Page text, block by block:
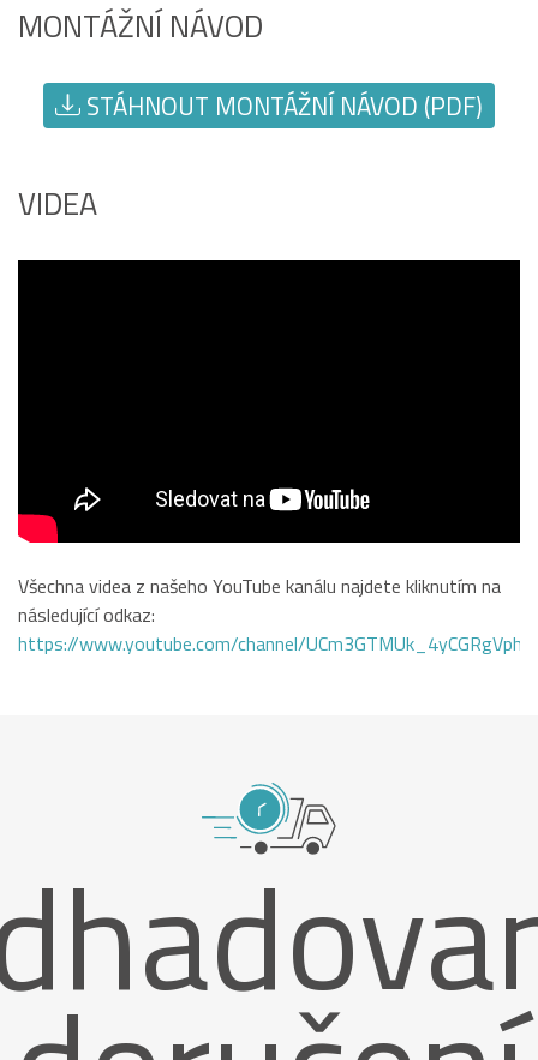
MONTÁŽNÍ NÁVOD
STÁHNOUT MONTÁŽNÍ NÁVOD (PDF)
VIDEA
Všechna videa z našeho YouTube kanálu najdete kliknutím na
následující odkaz:
https://www.youtube.com/channel/